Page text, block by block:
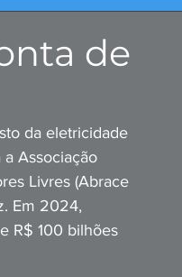
de
da eletricidade
Associação
Livres (Abrace
Em 2024,
R$ 100 bilhões